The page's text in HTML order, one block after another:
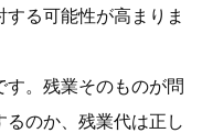
る可能性が高まりま
。残業そのものが問
のか、残業代は正し